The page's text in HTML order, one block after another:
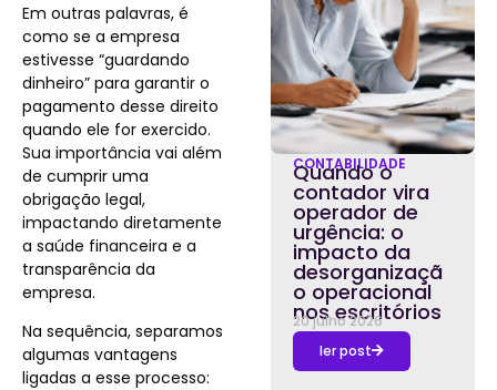
Em outras palavras, é
como se a empresa
estivesse “guardando
dinheiro” para garantir o
pagamento desse direito
quando ele for exercido.
Sua importância vai além
de cumprir uma
obrigação legal,
impactando diretamente
a saúde financeira e a
transparência da
empresa.
Na sequência, separamos
algumas vantagens
ligadas a esse processo:
CONTABILIDADE
Quando o
contador vira
operador de
urgência: o
impacto da
desorganizaçã
o operacional
nos escritórios
20 julho 2026
ler post